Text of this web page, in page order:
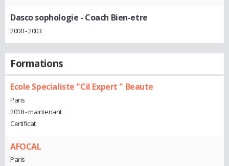
Dasco sophologie - Coach Bien-etre
2000 - 2003
Formations
Ecole Specialiste "Cil Expert " Beaute
Paris
2018 - maintenant
Certificat
AFOCAL
Paris